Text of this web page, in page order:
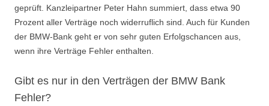
geprüft. Kanzleipartner Peter Hahn summiert, dass etwa 90
Prozent aller Verträge noch widerruflich sind. Auch für Kunden
der BMW-Bank geht er von sehr guten Erfolgschancen aus,
wenn ihre Verträge Fehler enthalten.
Gibt es nur in den Verträgen der BMW Bank
Fehler?